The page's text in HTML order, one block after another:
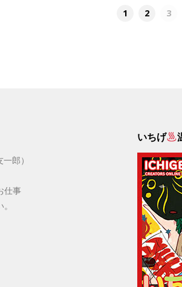
1 2 3
郎）
仕事
いちげ